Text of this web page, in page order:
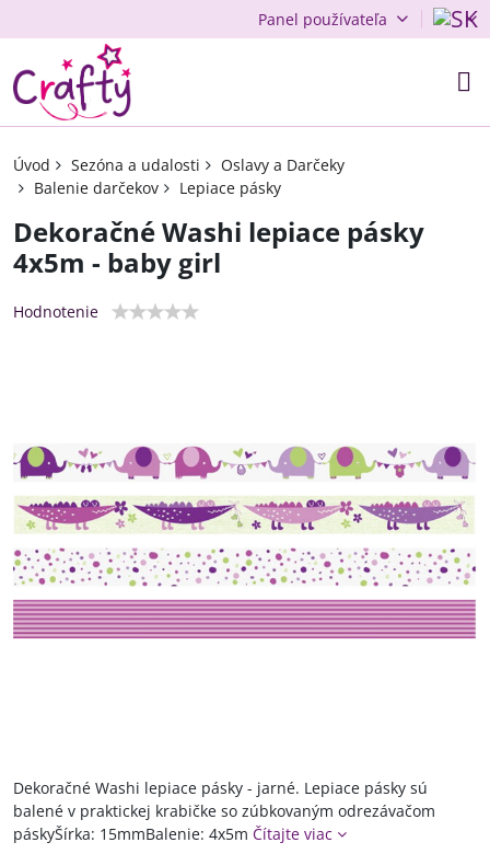
Panel používateľa
Úvod Sezóna a udalosti
Oslavy a Darčeky
Balenie darčekov
Lepiace pásky
Dekoračné Washi lepiace pásky
4x5m - baby girl
Hodnotenie
Dekoračné Washi lepiace pásky - jarné. Lepiace pásky sú
balené v praktickej krabičke so zúbkovaným odrezávačom
páskyŠírka: 15mmBalenie: 4x5m Čítajte viac